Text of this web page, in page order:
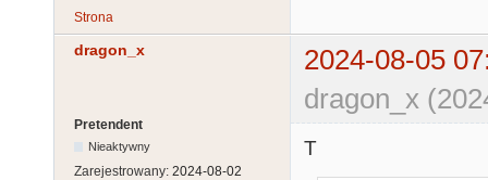
Strona
dragon_x
2024-08-05
dragon_x
Pretendent
Nieaktywny
Zarejestrowany: 2024-08-02
T